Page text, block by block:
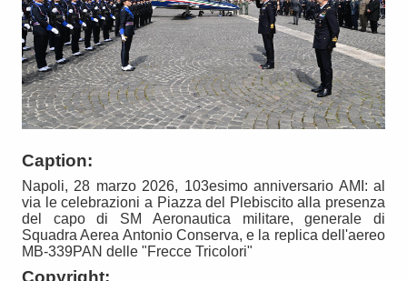
Caption:
Napoli, 28 marzo 2026, 103esimo anniversario AMI: al
via le celebrazioni a Piazza del Plebiscito alla presenza
del capo di SM Aeronautica militare, generale di
Squadra Aerea Antonio Conserva, e la replica dell'aereo
MB-339PAN delle "Frecce Tricolori"
Copyright: